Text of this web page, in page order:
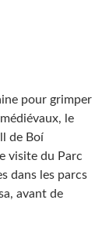
pour grimper
le
de Boí
visite du Parc
dans les parcs
avant de